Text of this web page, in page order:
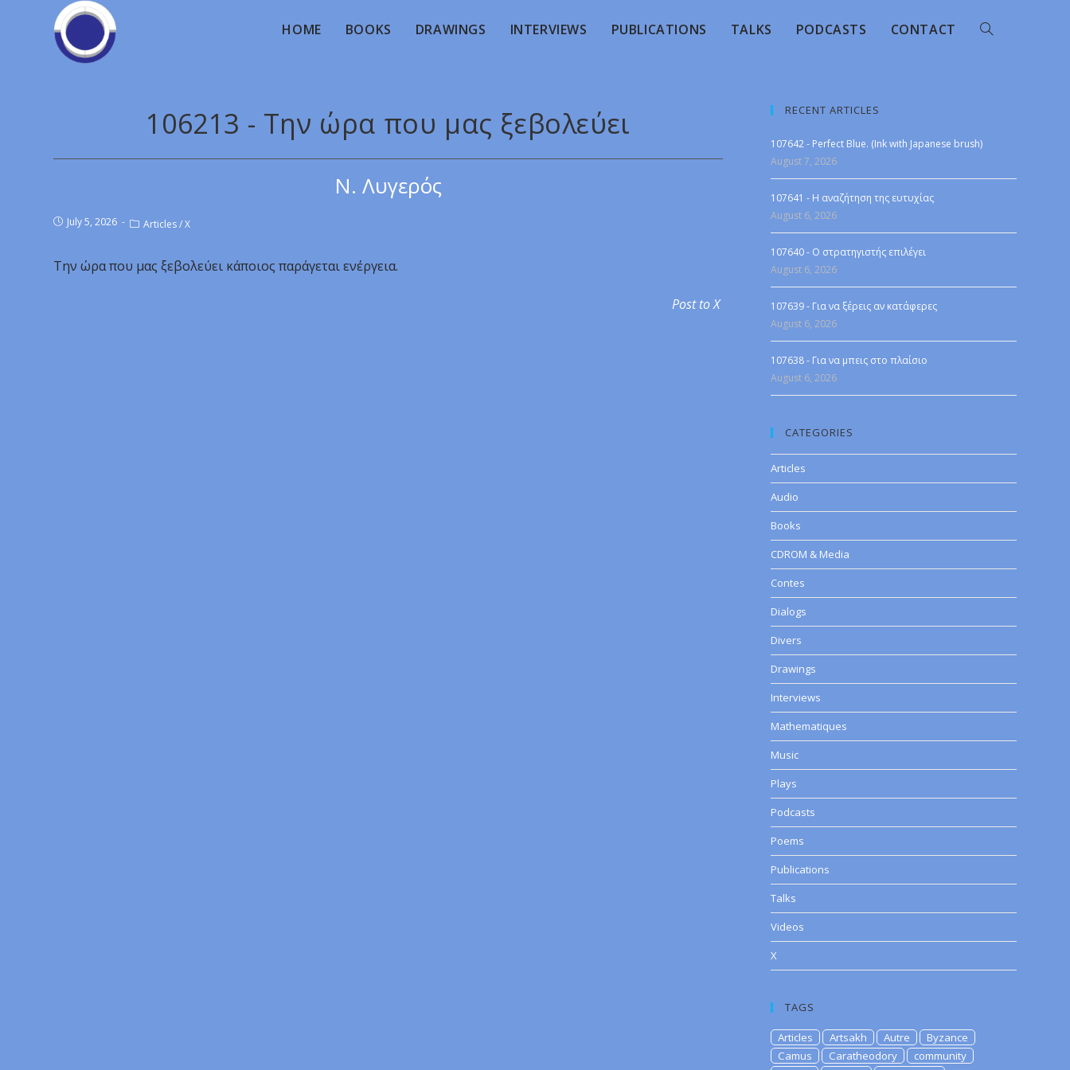
HOME BOOKS DRAWINGS INTERVIEWS PUBLICATIONS TALKS PODCASTS CONTACT
106213 - Την ώρα που μας ξεβολεύει
Ν. Λυγερός
July 5, 2026 Articles/X
Την ώρα που μας ξεβολεύει κάποιος παράγεται ενέργεια.
Post to X
RECENT ARTICLES
107642 - Perfect Blue. (Ink with Japanese brush)
August 7, 2026
107641 - Η αναζήτηση της ευτυχίας
August 6, 2026
107640 - Ο στρατηγιστής επιλέγει
August 6, 2026
107639 - Για να ξέρεις αν κατάφερες
August 6, 2026
107638 - Για να μπεις στο πλαίσιο
August 6, 2026
CATEGORIES
Articles
Audio
Books
CDROM & Media
Contes
Dialogs
Divers
Drawings
Interviews
Mathematiques
Music
Plays
Podcasts
Poems
Publications
Talks
Videos
X
TAGS
Articles Artsakh Autre
Byzance
Camus
Caratheodory
community